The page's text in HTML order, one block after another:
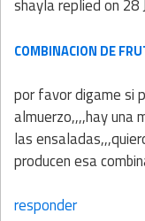
shaylareplied on 28
COMBINACION DE
por favor digame si
almuerzo,,,,hay una
las
producen esa
responder